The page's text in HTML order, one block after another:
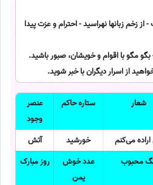
زخم زبانها نهراسید - احترام و عزت پیدا
مگو با اقوام و خویشان، صبور باشید.
از اسرار دیگران با خبر شوید.
شعار ستاره حاکم
عنصر
وجود
می‌کنم خورشید
آتش
محبوب
عدد خوش
یمن
روز مبارک